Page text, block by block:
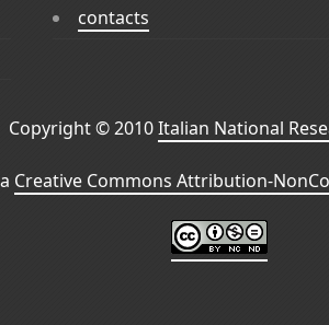
contacts
Copyright © 2010Italian National
Creative Commons Attribution-